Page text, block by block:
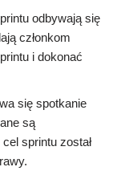
odbywają się
członkom
i dokonać
się spotkanie
są
sprintu został